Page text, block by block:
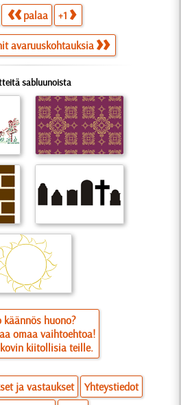
palaa +1
avaruuskohtauksia
sabluunoista
käännös huono?
omaa vaihtoehtoa!
kiitollisia teille.
ja vastaukset
Yhteystiedot